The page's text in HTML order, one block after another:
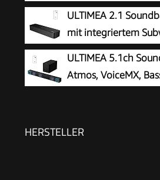
für Heimkino
Bluetooth-Musik-Streaming
Schwarz
ULTIMEA 2.1
mit integriertem
Steuerung, 132W
Soundbar für Gaming, TV
Verstellbarem Bass,
ULTIMEA 5.1ch
Atmos, VoiceMX,
HERSTELLER